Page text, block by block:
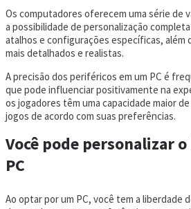
Os computadores oferecem uma série de
a possibilidade de personalização
atalhos e configurações específicas, além
mais detalhados e realistas.
A precisão dos periféricos em um PC é
que pode influenciar positivamente na
os jogadores têm uma capacidade maior
jogos de acordo com suas preferências.
Você pode personalizar
PC
Ao optar por um PC, você tem a liberdade